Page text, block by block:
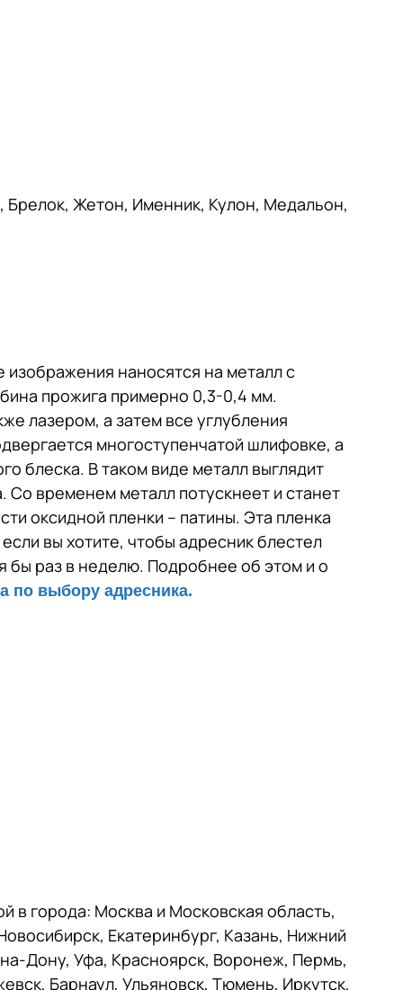
Брелок, Жетон, Именник, Кулон, Медальон,
изображения наносятся на металл с
прожига примерно 0,3-0,4 мм.
лазером, а затем все углубления
многоступенчатой шлифовке, а
блеска. В таком виде металл выглядит
Со временем металл потускнеет и станет
оксидной пленки – патины. Эта пленка
вы хотите, чтобы адресник блестел
бы раз в неделю. Подробнее об этом и о
по выбору адресника.
в города: Москва и Московская область,
Екатеринбург, Казань, Нижний
Дону, Уфа, Красноярск, Воронеж, Пермь,
Барнаул, Ульяновск, Тюмень, Иркутск,